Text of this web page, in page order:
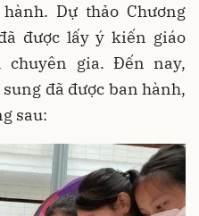
Dự thảo Chương
được lấy ý kiến giáo
chuyên gia. Đến nay,
đã được ban hành,
sau: